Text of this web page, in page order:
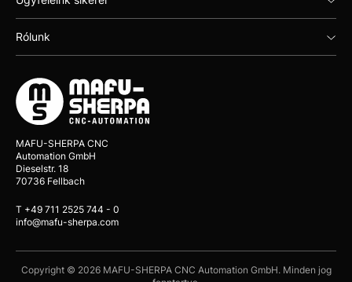
Rólunk
MAFU-SHERPA CNC
Automation GmbH
Dieselstr. 18
70736 Fellbach
T +49 711 2525 744 - 0
info@mafu-sherpa.com
Copyright © 2026 MAFU-SHERPA CNC Automation GmbH. Minden jog